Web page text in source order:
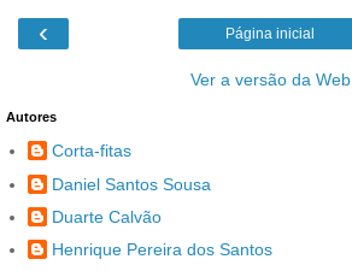
‹ Página inicial
Ver a versão da Web
Autores
Corta-fitas
Daniel Santos Sousa
Duarte Calvão
Henrique Pereira dos Santos